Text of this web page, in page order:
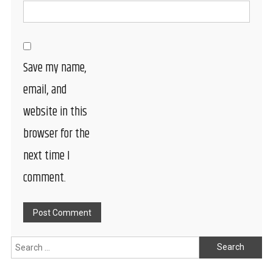
Save my name,
email, and
website in this
browser for the
next time I
comment.
Search
for: